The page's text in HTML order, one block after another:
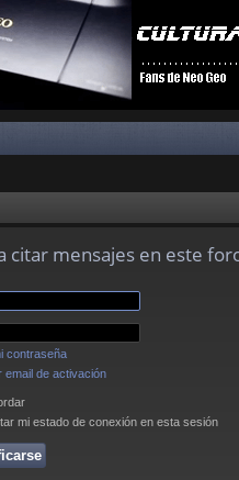
citar mensajes en este
contraseña
email de activación
mi estado de conexión en esta sesión